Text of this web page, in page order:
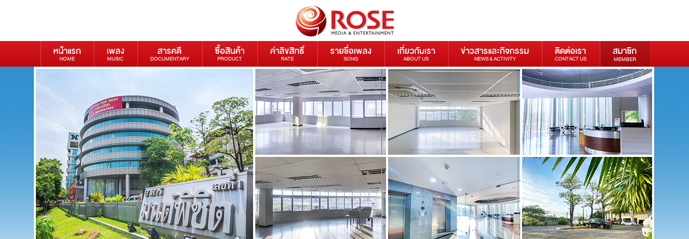
หน้าแรก
HOME
เพลง
MUSIC
สารคดี
DOCUMENTARY
ซื้อสินค้า
PRODUCT
ค่าลิขสิทธิ์
RATE
รายชื่อเพลง
SONG
เกี่ยวกับเรา
ABOUT US
ข่าวสารและกิจกรรม
NEWS & ACTIVITY
ติดต่อเรา
CONTACT US
สมาชิก
MEMBER